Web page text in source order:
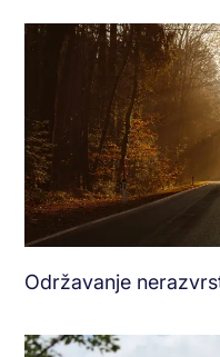
Održavanje